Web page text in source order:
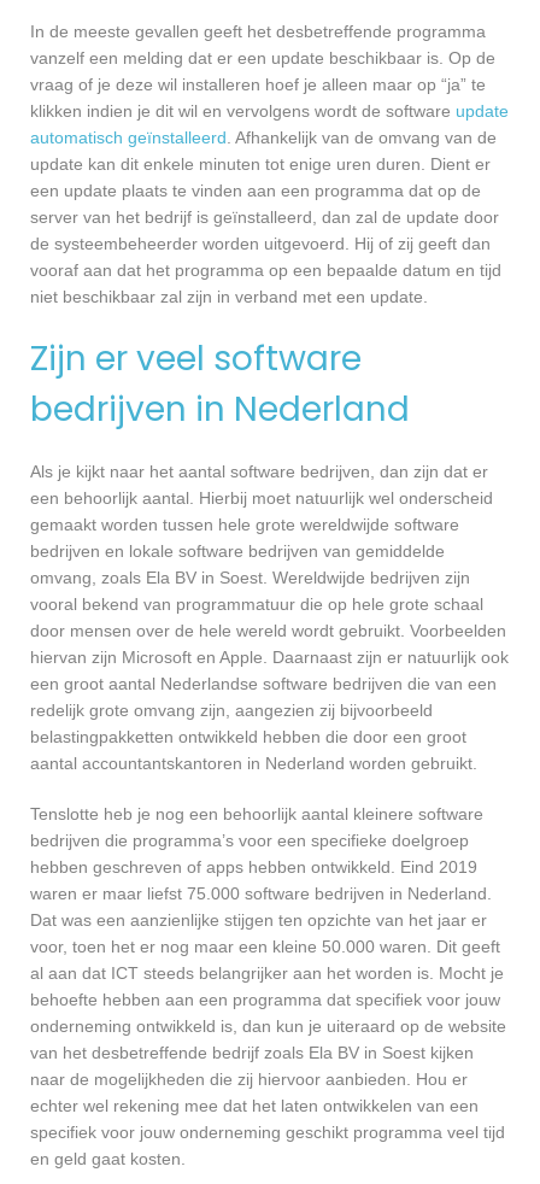
In de meeste gevallen geeft het desbetreffende programma
vanzelf een melding dat er een update beschikbaar is. Op de
vraag of je deze wil installeren hoef je alleen maar op “ja” te
klikken indien je dit wil en vervolgens wordt de software update
automatisch geïnstalleerd. Afhankelijk van de omvang van de
update kan dit enkele minuten tot enige uren duren. Dient er
een update plaats te vinden aan een programma dat op de
server van het bedrijf is geïnstalleerd, dan zal de update door
de systeembeheerder worden uitgevoerd. Hij of zij geeft dan
vooraf aan dat het programma op een bepaalde datum en tijd
niet beschikbaar zal zijn in verband met een update.
Zijn er veel software
bedrijven in Nederland
Als je kijkt naar het aantal software bedrijven, dan zijn dat er
een behoorlijk aantal. Hierbij moet natuurlijk wel onderscheid
gemaakt worden tussen hele grote wereldwijde software
bedrijven en lokale software bedrijven van gemiddelde
omvang, zoals Ela BV in Soest. Wereldwijde bedrijven zijn
vooral bekend van programmatuur die op hele grote schaal
door mensen over de hele wereld wordt gebruikt. Voorbeelden
hiervan zijn Microsoft en Apple. Daarnaast zijn er natuurlijk ook
een groot aantal Nederlandse software bedrijven die van een
redelijk grote omvang zijn, aangezien zij bijvoorbeeld
belastingpakketten ontwikkeld hebben die door een groot
aantal accountantskantoren in Nederland worden gebruikt.
Tenslotte heb je nog een behoorlijk aantal kleinere software
bedrijven die programma’s voor een specifieke doelgroep
hebben geschreven of apps hebben ontwikkeld. Eind 2019
waren er maar liefst 75.000 software bedrijven in Nederland.
Dat was een aanzienlijke stijgen ten opzichte van het jaar er
voor, toen het er nog maar een kleine 50.000 waren. Dit geeft
al aan dat ICT steeds belangrijker aan het worden is. Mocht je
behoefte hebben aan een programma dat specifiek voor jouw
onderneming ontwikkeld is, dan kun je uiteraard op de website
van het desbetreffende bedrijf zoals Ela BV in Soest kijken
naar de mogelijkheden die zij hiervoor aanbieden. Hou er
echter wel rekening mee dat het laten ontwikkelen van een
specifiek voor jouw onderneming geschikt programma veel tijd
en geld gaat kosten.